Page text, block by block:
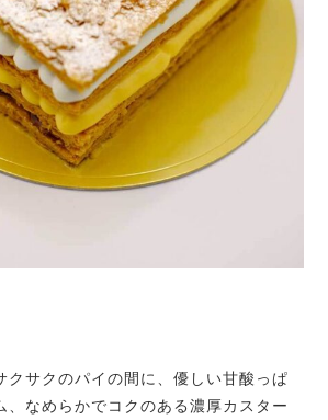
クサクのパイの間に、優しい甘酸っぱ
、なめらかでコクのある濃厚カスター